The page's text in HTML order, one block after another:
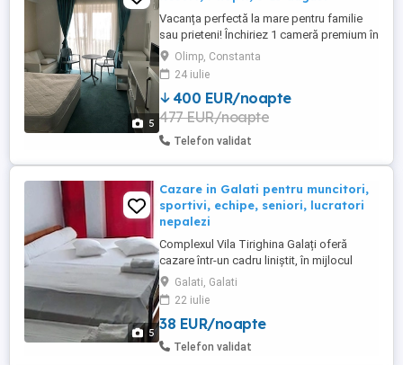
5
Vacanța perfectă la mare pentru familie
sau prieteni! Închiriez 1 cameră premium în
Blaxy Premium Resort Olimp, disponibilă 7
nopți, în perioada 8 15 august
(Săptămâna 33), etaj 5, corp F, cu vedere
superbă către Lacul Racilor și poziționare
liniștită, departe de aglomerația liftului.
Capacitate ...
Olimp, Constanta
24 iulie
400 EUR/noapte
477 EUR/noapte
Telefon validat
5
Cazare in Galati pentru muncitori,
sportivi, echipe, seniori, lucratori
nepalezi
Complexul Vila Tirighina Galați oferă
cazare într-un cadru liniștit, în mijlocul
naturii, pe malul Lacului Cătușa. Vila poate
fi închiriată integral sau cameră cu cameră,
pentru grupuri, cantonamente, evenimente
private ori sejururi individuale. Dispune de
27 de camere duble, dotate cu baie
Galati, Galati
22 iulie
38 EUR/noapte
Telefon validat